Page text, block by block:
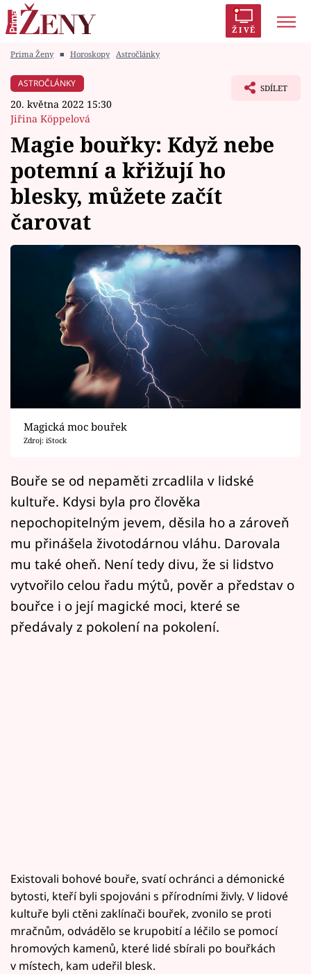
ŽIVĚ
Módní alarm
Témata
Celebrity
Vztahy
Horoskopy
Sledujte prima+
Filmový festival Karlovy Vary
Přihlášení
Sledujte nás
Prima Ženy ■ Horoskopy Astročlánky
ASTROČLÁNKY
20. května 2022 15:30
Jiřina Köppelová
SDÍLET
Magie bouřky: Když nebe
potemní a křižují ho
blesky, můžete začít
čarovat
Magická moc bouřek
Zdroj: iStock
Bouře se od nepaměti zrcadlila v lidské
kultuře. Kdysi byla pro člověka
nepochopitelným jevem, děsila ho a zároveň
mu přinášela životodárnou vláhu. Darovala
mu také oheň. Není tedy divu, že si lidstvo
vytvořilo celou řadu mýtů, pověr a představ o
bouřce i o její magické moci, které se
předávaly z pokolení na pokolení.
Existovali bohové bouře, svatí ochránci a démonické
bytosti, kteří byli spojováni s přírodními živly. V lidové
kultuře byli ctěni zaklínači bouřek, zvonilo se proti
mračnům, odvádělo se krupobití a léčilo se pomocí
hromových kamenů, které lidé sbírali po bouřkách
v místech, kam udeřil blesk.